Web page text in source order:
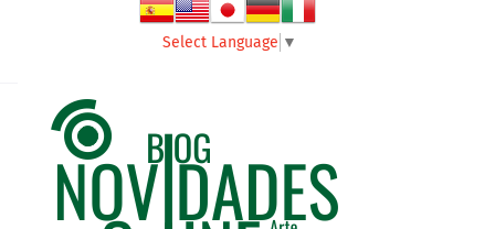
Select Language ▼